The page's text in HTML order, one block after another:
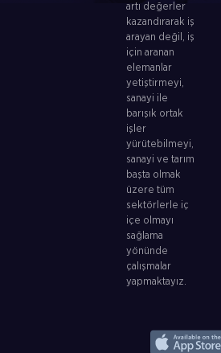
artı değerler
kazandırarak iş
arayan değil, iş
için aranan
elemanlar
yetiştirmeyi,
sanayi ile
barışık ortak
işler
yürütebilmeyi,
sanayi ve tarım
başta olmak
üzere tüm
sektörlerle iç
içe olmayı
sağlama
yönünde
çalışmalar
yapmaktayız.